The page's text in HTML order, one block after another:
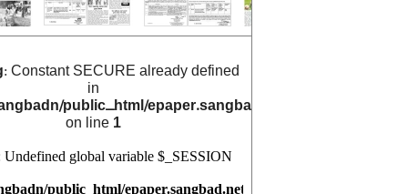
: Constant SECURE already defined
in
public_html/epaper.sangbad.net.bd/
on line 1